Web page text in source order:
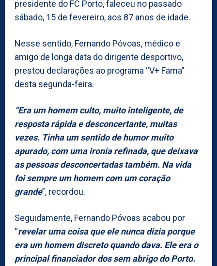
presidente do FC Porto, faleceu no passado
sábado, 15 de fevereiro, aos 87 anos de idade.
Nesse sentido, Fernando Póvoas, médico e
amigo de longa data do dirigente desportivo,
prestou declarações ao programa “V+ Fama”
desta segunda-feira.
“Era um homem culto, muito inteligente, de
resposta rápida e desconcertante, muitas
vezes. Tinha um sentido de humor muito
apurado, com uma ironia refinada, que deixava
as pessoas desconcertadas também. Na vida
foi sempre um homem com um coração
grande”, recordou.
Seguidamente, Fernando Póvoas acabou por
“revelar uma coisa que ele nunca dizia porque
era um homem discreto quando dava. Ele era o
principal financiador dos sem abrigo do Porto.